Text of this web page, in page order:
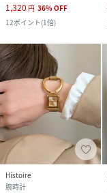
1,320 円 36%OFF
12ポイント(1倍)
Histoire
腕時計